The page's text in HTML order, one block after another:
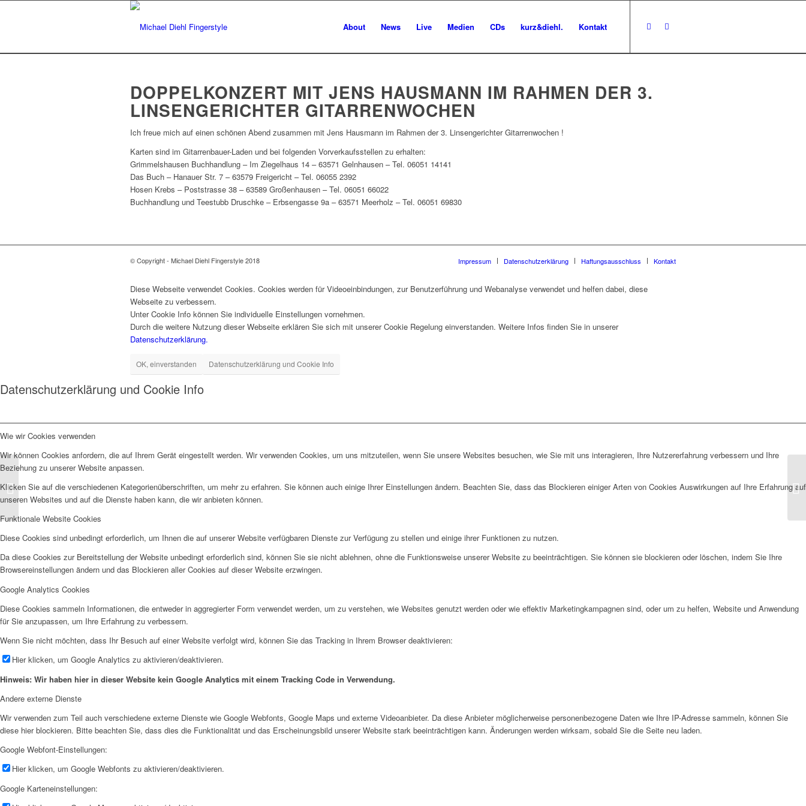
About News Live Medien CDs kurz&diehl. Kontakt
DOPPELKONZERT MIT JENS HAUSMANN IM RAHMEN DER 3.
LINSENGERICHTER GITARRENWOCHEN
Ich freue mich auf einen schönen Abend zusammen mit Jens Hausmann im Rahmen der 3. Linsengerichter Gitarrenwochen !
Karten sind im Gitarrenbauer-Laden und bei folgenden Vorverkaufsstellen zu erhalten:
Grimmelshausen Buchhandlung – Im Ziegelhaus 14 – 63571 Gelnhausen – Tel. 06051 14141
Das Buch – Hanauer Str. 7 – 63579 Freigericht – Tel. 06055 2392
Hosen Krebs – Poststrasse 38 – 63589 Großenhausen – Tel. 06051 66022
Buchhandlung und Teestubb Druschke – Erbsengasse 9a – 63571 Meerholz – Tel. 06051 69830
© Copyright - Michael Diehl Fingerstyle 2018 Impressum Datenschutzerklärung Haftungsausschluss Kontakt
Meine neue CD “
Groovin‘ for Breakfast“
ist da!
Diese Webseite verwendet Cookies. Cookies werden für Videoeinbindungen, zur Benutzerführung und Webanalyse verwendet und helfen dabei, diese
Webseite zu verbessern.
Unter Cookie Info können Sie individuelle Einstellungen vornehmen.
Durch die weitere Nutzung dieser Webseite erklären Sie sich mit unserer Cookie Regelung einverstanden. Weitere Infos finden Sie in unserer
Datenschutzerklärung.
OK, einverstanden Datenschutzerklärung und Cookie Info
Datenschutzerklärung und Cookie Info
Wie wir Cookies verwenden
Wir können Cookies anfordern, die auf Ihrem Gerät eingestellt werden. Wir verwenden Cookies, um uns mitzuteilen, wenn Sie unsere Websites besuchen, wie Sie mit uns interagieren, Ihre Nutzererfahrung verbessern und Ihre
Beziehung zu unserer Website anpassen.
Klicken Sie auf die verschiedenen Kategorienüberschriften, um mehr zu erfahren. Sie können auch einige Ihrer Einstellungen ändern. Beachten Sie, dass das Blockieren einiger Arten von Cookies Auswirkungen auf Ihre Erfahrung auf
unseren Websites und auf die Dienste haben kann, die wir anbieten können.
Funktionale Website Cookies
Diese Cookies sind unbedingt erforderlich, um Ihnen die auf unserer Website verfügbaren Dienste zur Verfügung zu stellen und einige ihrer Funktionen zu nutzen.
Da diese Cookies zur Bereitstellung der Website unbedingt erforderlich sind, können Sie sie nicht ablehnen, ohne die Funktionsweise unserer Website zu beeinträchtigen. Sie können sie blockieren oder löschen, indem Sie Ihre
Browsereinstellungen ändern und das Blockieren aller Cookies auf dieser Website erzwingen.
Google Analytics Cookies
Diese Cookies sammeln Informationen, die entweder in aggregierter Form verwendet werden, um zu verstehen, wie Websites genutzt werden oder wie effektiv Marketingkampagnen sind, oder um zu helfen, Website und Anwendung
für Sie anzupassen, um Ihre Erfahrung zu verbessern.
Wenn Sie nicht möchten, dass Ihr Besuch auf einer Website verfolgt wird, können Sie das Tracking in Ihrem Browser deaktivieren:
Hier klicken, um Google Analytics zu aktivieren/deaktivieren.
Hinweis: Wir haben hier in dieser Website kein Google Analytics mit einem Tracking Code in Verwendung.
Andere externe Dienste
Wir verwenden zum Teil auch verschiedene externe Dienste wie Google Webfonts, Google Maps und externe Videoanbieter. Da diese Anbieter möglicherweise personenbezogene Daten wie Ihre IP-Adresse sammeln, können Sie
diese hier blockieren. Bitte beachten Sie, dass dies die Funktionalität und das Erscheinungsbild unserer Website stark beeinträchtigen kann. Änderungen werden wirksam, sobald Sie die Seite neu laden.
Google Webfont-Einstellungen:
Hier klicken, um Google Webfonts zu aktivieren/deaktivieren.
Google Karteneinstellungen: